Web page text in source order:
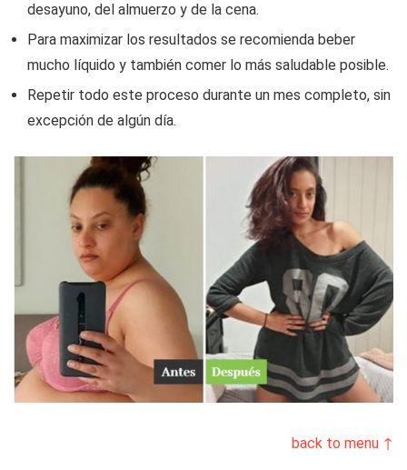
desayuno, del almuerzo y de la cena.
Para maximizar los resultados se recomienda beber
mucho líquido y también comer lo más saludable posible.
Repetir todo este proceso durante un mes completo, sin
excepción de algún día.
back to menu ↑